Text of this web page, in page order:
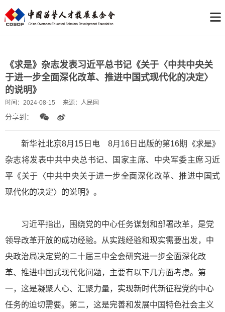
《求是》杂志发表习近平总书记《关于〈中共中央关
于进一步全面深化改革、推进中国式现代化的决定〉
的说明》
时间： 2024-08-15 来源： 人民网
分享到：
新华社北京8月15日电 8月16日出版的第16期《求是》
杂志将发表中共中央总书记、国家主席、中央军委主席习近
平《关于〈中共中央关于进一步全面深化改革、推进中国式
现代化的决定〉的说明》。
习近平指出，围绕党的中心任务谋划和部署改革，是党
领导改革开放的成功经验。从实践经验和现实需要出发，中
央政治局决定党的二十届三中全会研究进一步全面深化改
革、推进中国式现代化问题，主要有以下几方面考虑。第
一，这是凝聚人心、汇聚力量，实现新时代新征程党的中心
任务的迫切需要。第二，这是完善和发展中国特色社会主义